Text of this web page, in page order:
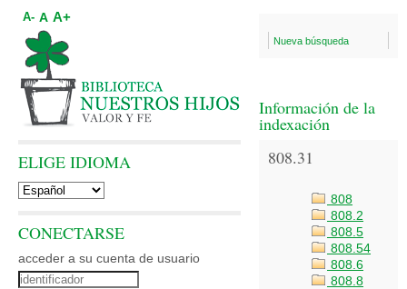
Nueva búsqueda
Información de la
indexación
808.31
808
808.2
808.5
808.54
808.6
808.8
A- A A+
ELIGE IDIOMA
CONECTARSE
acceder a su cuenta de usuario